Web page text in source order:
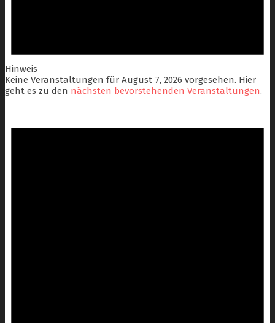
Hinweis
Keine Veranstaltungen für August 7, 2026 vorgesehen. Hier
geht es zu den nächsten bevorstehenden Veranstaltungen.